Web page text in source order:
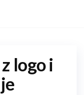
logo i